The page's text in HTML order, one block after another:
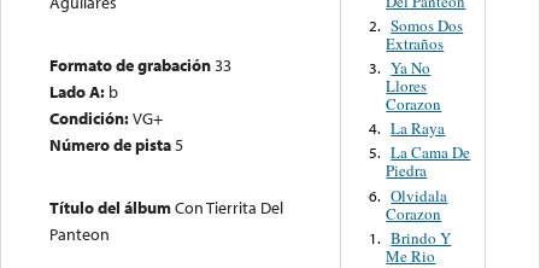
Formato de grabación33
Lado A: b
Condición:VG+
Número de pista5
Título del álbumCon Tierrita Del
Panteon
2. Somos Dos
Extraños
3. Ya No
Llores
Corazon
4. La Raya
5. La Cama De
Piedra
6. Olvidala
Corazon
1. Brindo Y
Me Rio